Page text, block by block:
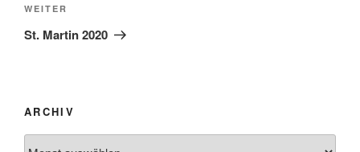
Nächster
Beitrag
WEITER
St. Martin 2020
ARCHIV